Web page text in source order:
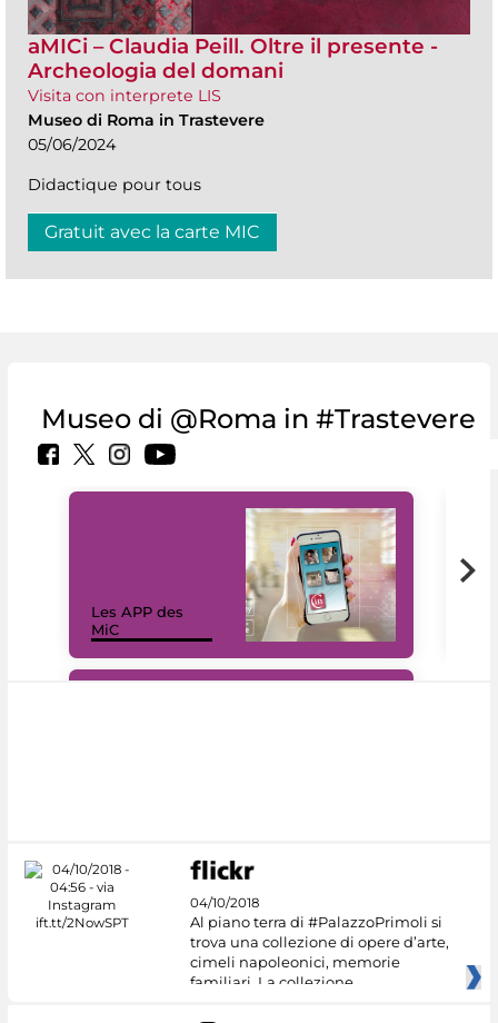
aMICi – Claudia Peill. Oltre il presente -
Archeologia del domani
Visita con interprete LIS
Museo di Roma in Trastevere
05/06/2024
Didactique pour tous
Gratuit avec la carte MIC
Museo di @Roma in #Trastevere
Les APP des
MiC
04/10/2018
Al piano terra di #PalazzoPrimoli si
trova una collezione di opere d’arte,
cimeli napoleonici, memorie
familiari. La collezione